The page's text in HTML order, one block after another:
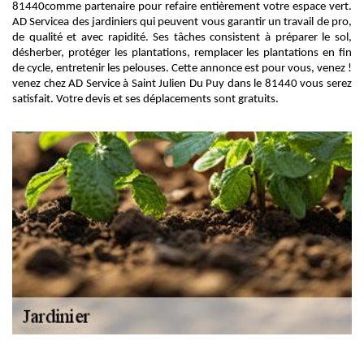
81440comme partenaire pour refaire entièrement votre espace vert.
AD Servicea des jardiniers qui peuvent vous garantir un travail de pro,
de qualité et avec rapidité. Ses tâches consistent à préparer le sol,
désherber, protéger les plantations, remplacer les plantations en fin
de cycle, entretenir les pelouses. Cette annonce est pour vous, venez !
venez chez AD Service à Saint Julien Du Puy dans le 81440 vous serez
satisfait. Votre devis et ses déplacements sont gratuits.